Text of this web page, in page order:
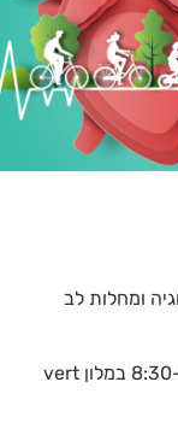
ומחלות לב
שיתקיים בתאריך 22.2.23 בין השעות 8:30-15:00 במלון vert